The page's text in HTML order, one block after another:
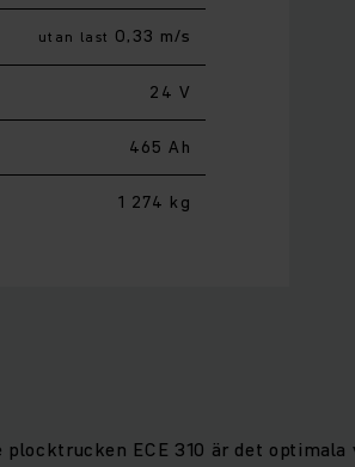
utan last 0,33 m/s
24 V
465 Ah
1 274 kg
ECE 310 är det